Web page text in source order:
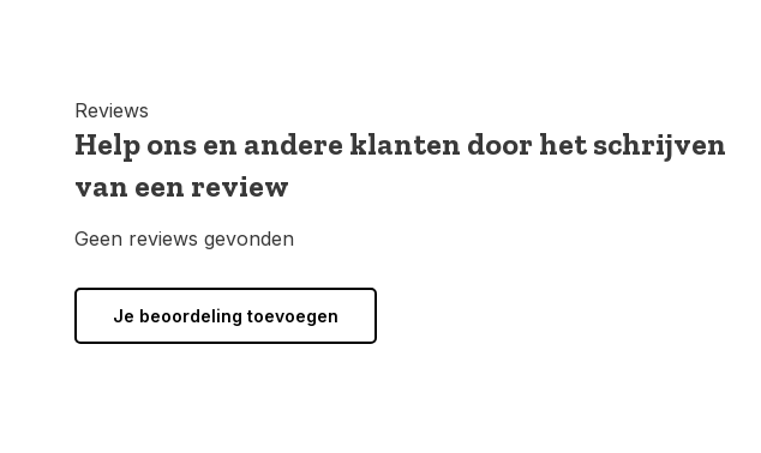
Reviews
Help ons en andere klanten door het schrijven
van een review
Geen reviews gevonden
Je beoordeling toevoegen